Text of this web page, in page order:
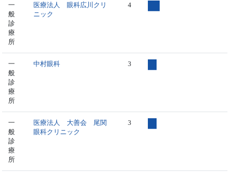
一
般
診
療
所
医療法人 眼科広川クリ
ニック
4
一
般
診
療
所
中村眼科 3
一
般
診
療
所
医療法人 大善会 尾関
眼科クリニック
3